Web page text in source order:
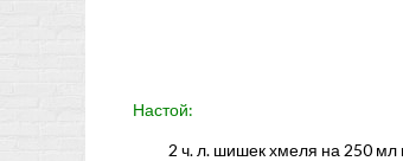
Настой:
2 ч. л. шишек хмеля на 250 мл